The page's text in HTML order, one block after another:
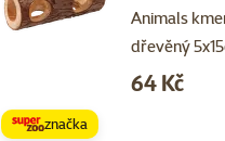
Animals
dřevěný
Cena
64 Kč
značka